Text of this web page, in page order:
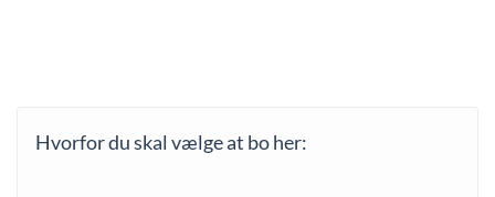
Hvorfor du skal vælge at bo her: